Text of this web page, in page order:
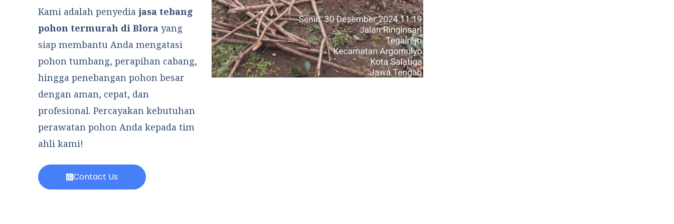
Kami adalah penyediajasa tebang
pohon termurah di Blora yang
siap membantu Anda mengatasi
pohon tumbang, perapihan cabang,
hingga penebangan pohon besar
dengan aman, cepat, dan
profesional. Percayakan kebutuhan
perawatan pohon Anda kepada tim
ahli kami!
Contact Us